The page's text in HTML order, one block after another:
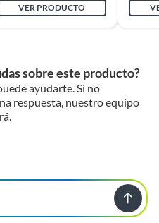
VER PRODUCTO
sobre este producto?
ayudarte. Si no
respuesta, nuestro equipo